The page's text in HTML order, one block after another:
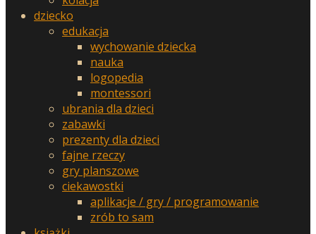
dziecko
edukacja
wychowanie dziecka
nauka
logopedia
montessori
ubrania dla dzieci
zabawki
prezenty dla dzieci
fajne rzeczy
gry planszowe
ciekawostki
aplikacje / gry / programowanie
zrób to sam